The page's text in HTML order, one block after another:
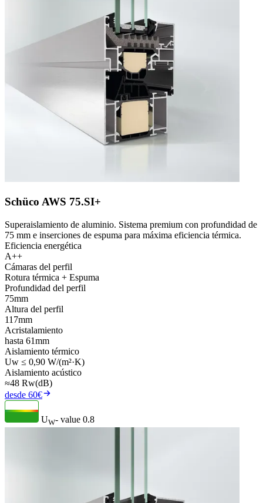
Schüco AWS 75.SI+
Superaislamiento de aluminio. Sistema premium con profundidad de
75 mm e inserciones de espuma para máxima eficiencia térmica.
Eficiencia energética
A++
Cámaras del perfil
Rotura térmica + Espuma
Profundidad del perfil
75mm
Altura del perfil
117mm
Acristalamiento
hasta 61mm
Aislamiento térmico
Uw ≤ 0,90 W/(m²·K)
Aislamiento acústico
≈48 Rw(dB)
desde 60€
UW- value 0.8